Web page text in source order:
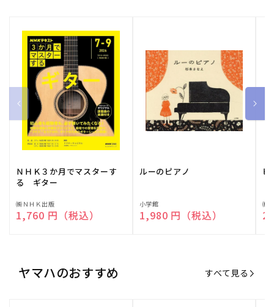
ＮＨＫ３か月でマスターす
る ギター
販
売
㈱ＮＨＫ出版
通常価格
1,760 円（税込）
ルーのピアノ
販
売
小学館
通常価格
1,980 円（税込）
ピ
販
売
㈱
ヤマハのおすすめ すべて見る